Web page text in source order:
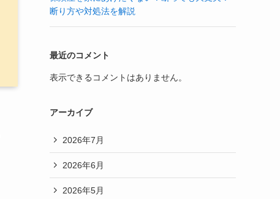
断り方や対処法を解説
最近のコメント
表示できるコメントはありません。
アーカイブ
2026年7月
2026年6月
2026年5月